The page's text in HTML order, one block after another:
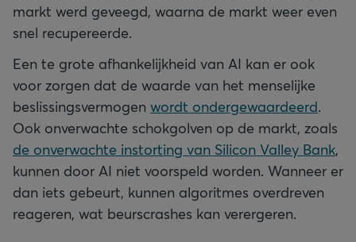
markt werd geveegd, waarna de markt weer even
snel recupereerde.
Een te grote afhankelijkheid van AI kan er ook
voor zorgen dat de waarde van het menselijke
beslissingsvermogen wordt ondergewaardeerd.
Ook onverwachte schokgolven op de markt, zoals
de onverwachte instorting van Silicon Valley Bank,
kunnen door AI niet voorspeld worden. Wanneer er
dan iets gebeurt, kunnen algoritmes overdreven
reageren, wat beurscrashes kan verergeren.